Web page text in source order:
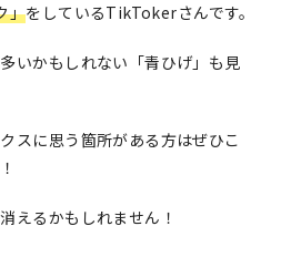
」をしているTikTokerさんです。
いかもしれない「青ひげ」も見
スに思う箇所がある方はぜひこ
えるかもしれません！